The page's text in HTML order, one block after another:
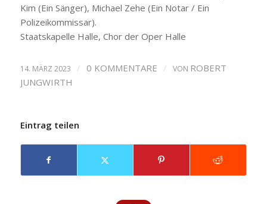
Kim (Ein Sänger), Michael Zehe (Ein Notar / Ein
Polizeikommissar).
Staatskapelle Halle, Chor der Oper Halle
14. MÄRZ 2023 / 0 KOMMENTARE / VON ROBERT
JUNGWIRTH
Eintrag teilen